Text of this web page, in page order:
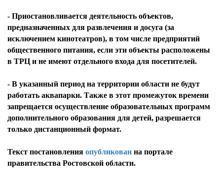
- Приостановливается деятельность объектов,
предназначенных для развлечения и досуга (за
исключением кинотеатров), в том числе предприятий
общественного питания, если эти объекты расположены
в ТРЦ и не имеют отдельного входа для посетителей.
- В указанный период на территории области не будут
работать аквапарки. Также в этот промежуток времени
запрещается осуществление образовательных программ
дополнительного образования для детей, разрешается
только дистанционный формат.
Текст постановления опубликован на портале
правительства Ростовской области.